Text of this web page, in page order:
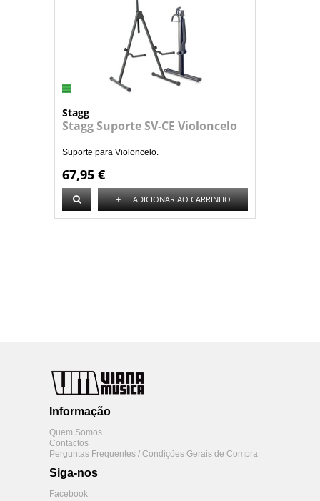
Stagg
Stagg Suporte SV-CE Violoncelo
Suporte para Violoncelo.
67,95 €
+ ADICIONAR AO CARRINHO
Informação
Quem Somos
Contactos
Perguntas Frequentes / Condições Gerais de Compra
Siga-nos
Facebook